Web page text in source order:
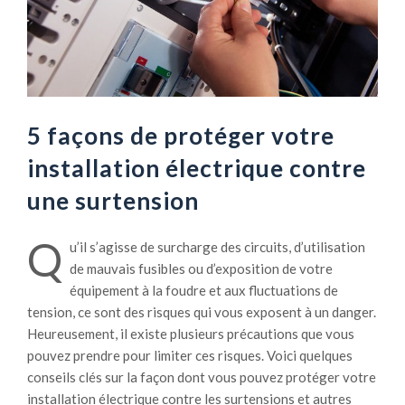
5 façons de protéger votre
installation électrique contre
une surtension
Q u’il s’agisse de surcharge des circuits, d’utilisation
de mauvais fusibles ou d’exposition de votre
équipement à la foudre et aux fluctuations de
tension, ce sont des risques qui vous exposent à un danger.
Heureusement, il existe plusieurs précautions que vous
pouvez prendre pour limiter ces risques. Voici quelques
conseils clés sur la façon dont vous pouvez protéger votre
installation électrique contre les surtensions et autres